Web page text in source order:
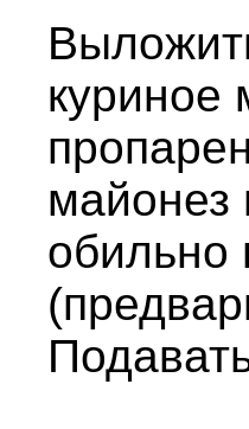
куриное
майонез
обильно